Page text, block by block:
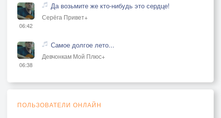
06:42
Да возьмите же кто-нибудь это сердце!
Серёга Привет+
06:38
Самое долгое лето...
Девчонкам Мой Плюс+
ПОЛЬЗОВАТЕЛИ ОНЛАЙН